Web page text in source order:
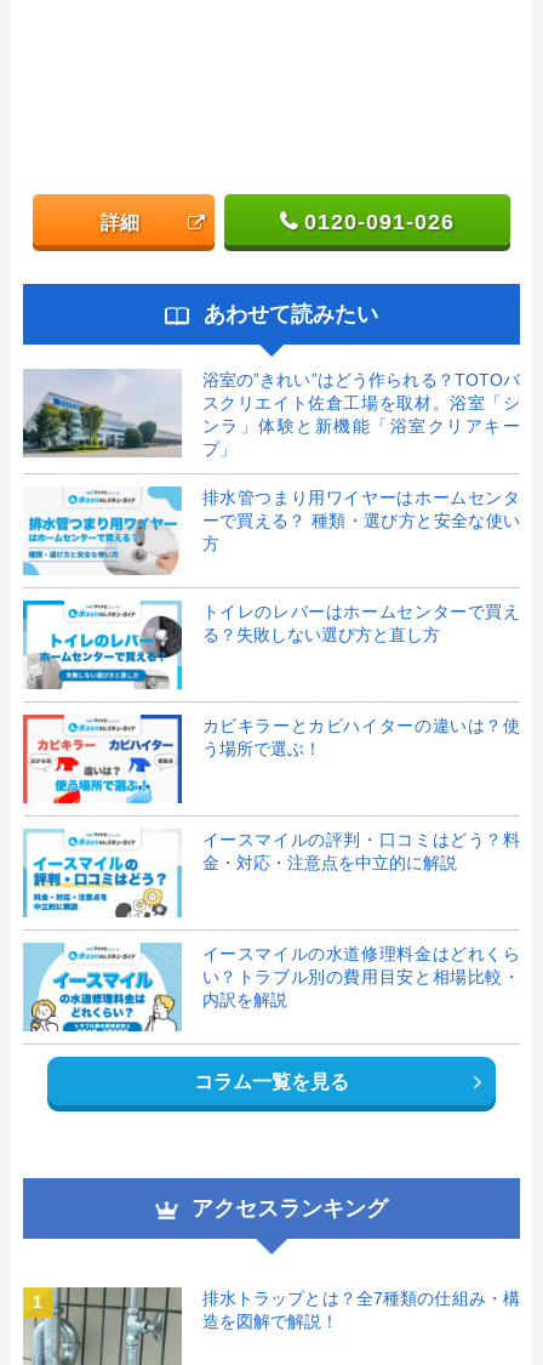
詳細 0120-091-026
あわせて読みたい
浴室の”きれい”はどう作られる？TOTOバ
スクリエイト佐倉工場を取材。浴室「シ
ンラ」体験と新機能「浴室クリアキー
プ」
排水管つまり用ワイヤーはホームセンタ
ーで買える？ 種類・選び方と安全な使い
方
トイレのレバーはホームセンターで買え
る？失敗しない選び方と直し方
カビキラーとカビハイターの違いは？使
う場所で選ぶ！
イースマイルの評判・口コミはどう？料
金・対応・注意点を中立的に解説
イースマイルの水道修理料金はどれくら
い？トラブル別の費用目安と相場比較・
内訳を解説
コラム一覧を見る
アクセスランキング
1
排水トラップとは？全7種類の仕組み・構
造を図解で解説！